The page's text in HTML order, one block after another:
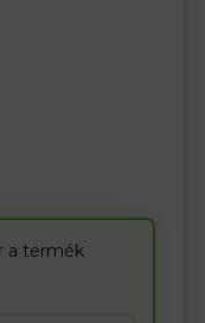
a termék